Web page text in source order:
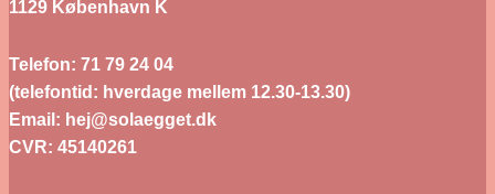
1129 København K
Telefon: 71 79 24 04
(telefontid: hverdage mellem 12.30-13.30)
Email: hej@solaegget.dk
CVR: 45140261